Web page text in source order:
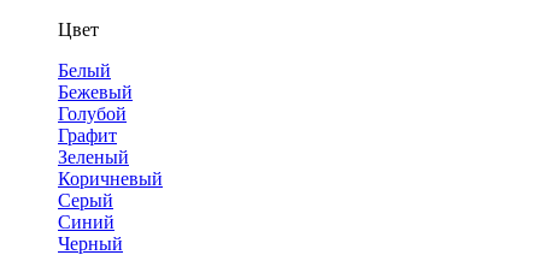
Цвет
Белый
Бежевый
Голубой
Графит
Зеленый
Коричневый
Серый
Синий
Черный